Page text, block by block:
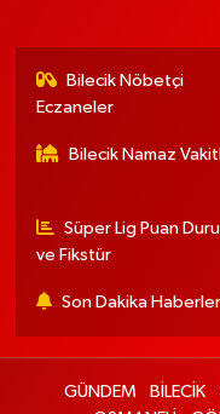
Bilecik Nöbetçi
Eczaneler
Bilecik Namaz
Süper Lig Puan
ve Fikstür
Son Dakika
GÜNDEM BİLECİK